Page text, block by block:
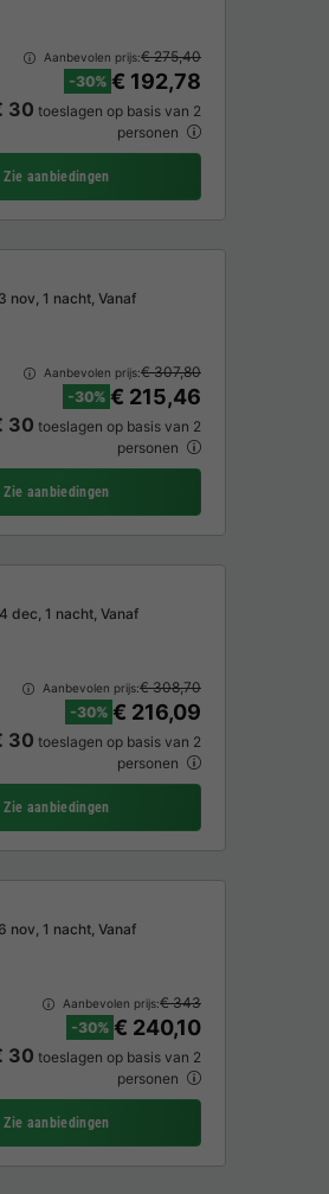
Aanbevolen prijs:€ 275,40
-30% € 192,78
30 toeslagen op basis van 2
personen
Zie aanbiedingen
Koelkast Tuinmeubelen Parkeerplaats
nov, 1 nacht, Vanaf
Aanbevolen prijs:€ 307,80
-30% € 215,46
30 toeslagen op basis van 2
personen
Zie aanbiedingen
dec, 1 nacht, Vanaf
Aanbevolen prijs:€ 308,70
-30% € 216,09
30 toeslagen op basis van 2
personen
Zie aanbiedingen
nov, 1 nacht, Vanaf
Aanbevolen prijs:€ 343
-30% € 240,10
30 toeslagen op basis van 2
personen
Zie aanbiedingen